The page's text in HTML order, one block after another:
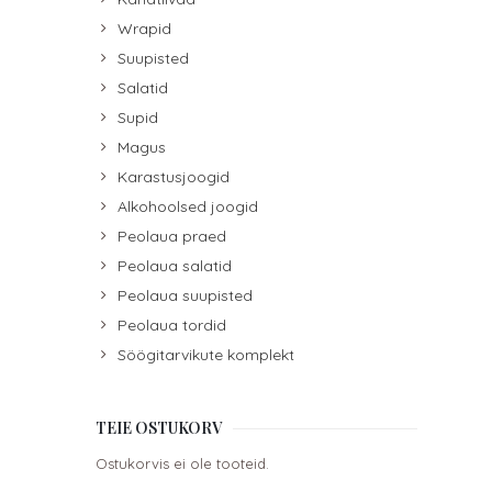
Wrapid
Suupisted
Salatid
Supid
Magus
Karastusjoogid
Alkohoolsed joogid
Peolaua praed
Peolaua salatid
Peolaua suupisted
Peolaua tordid
Söögitarvikute komplekt
TEIE OSTUKORV
Ostukorvis ei ole tooteid.